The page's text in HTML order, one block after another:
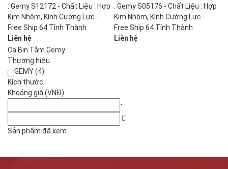
: Gemy S12172 - Chất Liệu : Hợp
Kim Nhôm, Kính Cường Lực -
Free Ship 64 Tỉnh Thành
Liên hệ
: Gemy S05176 - Chất Liệu : Hợp
Kim Nhôm, Kính Cường Lực -
Free Ship 64 Tỉnh Thành
Liên hệ
Ca Bin Tắm Gemy
Thương hiệu
GEMY (4)
Kích thước
Khoảng giá (VNĐ)
-
Sản phẩm đã xem